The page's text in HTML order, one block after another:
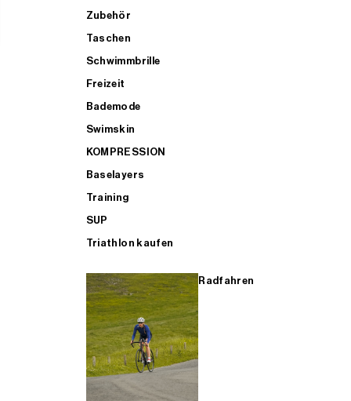
Zubehör
Taschen
Schwimmbrille
Freizeit
Bademode
Swimskin
KOMPRESSION
Baselayers
Training
SUP
Triathlon kaufen
Radfahren